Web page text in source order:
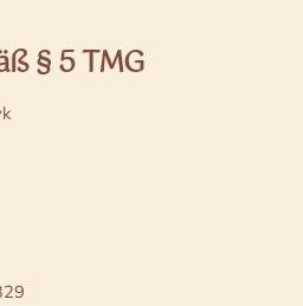
§ 5 TMG